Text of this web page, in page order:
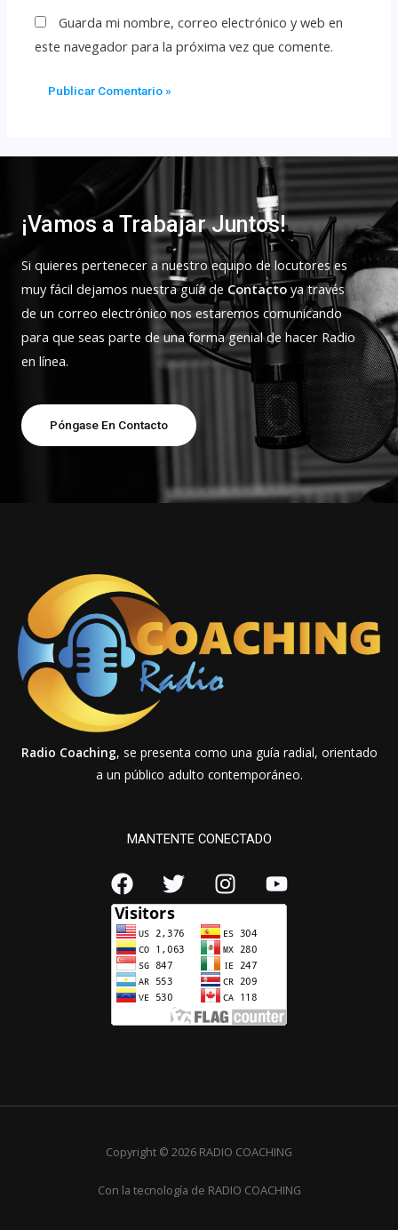
Guarda mi nombre, correo electrónico y web en
este navegador para la próxima vez que comente.
¡Vamos a Trabajar Juntos!
Si quieres pertenecer a nuestro equipo de locutores es
muy fácil dejamos nuestra guía de Contacto ya través
de un correo electrónico nos estaremos comunicando
para que seas parte de una forma genial de hacer Radio
en línea.
Póngase En Contacto
Radio Coaching, se presenta como una guía radial, orientado
a un público adulto contemporáneo.
MANTENTE CONECTADO
Copyright © 2026 RADIO COACHING
Con la tecnología de RADIO COACHING